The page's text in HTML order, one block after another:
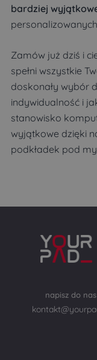
bardziej
Zamów już dziś i
spełni wszystkie
doskonały wybór
indywidualność i
stanowisko
wyjątkowe dzięki
podkładek pod
napisz do nas